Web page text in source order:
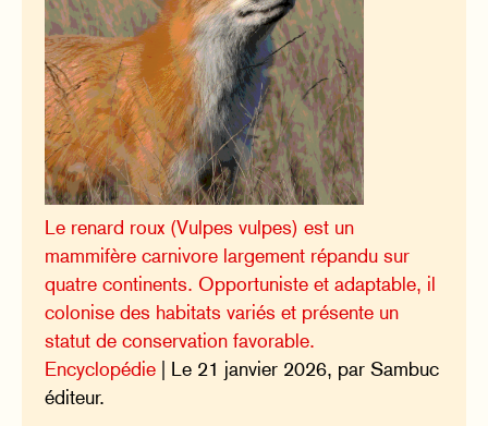
Le renard roux (Vulpes vulpes) est un
mammifère carnivore largement répandu sur
quatre continents. Opportuniste et adaptable, il
colonise des habitats variés et présente un
statut de conservation favorable.
Encyclopédie | Le 21 janvier 2026, par Sambuc
éditeur.